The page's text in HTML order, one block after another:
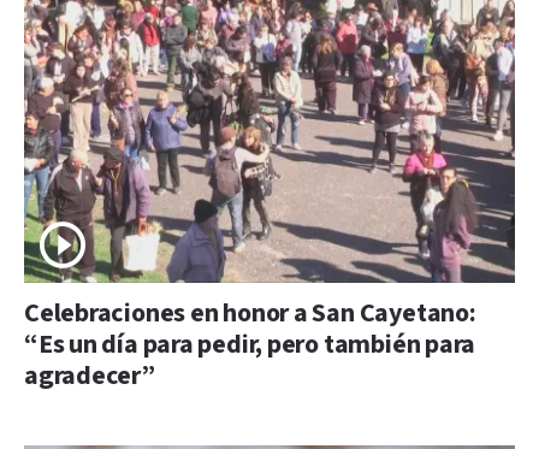
Celebraciones en honor a San Cayetano:
“Es un día para pedir, pero también para
agradecer”